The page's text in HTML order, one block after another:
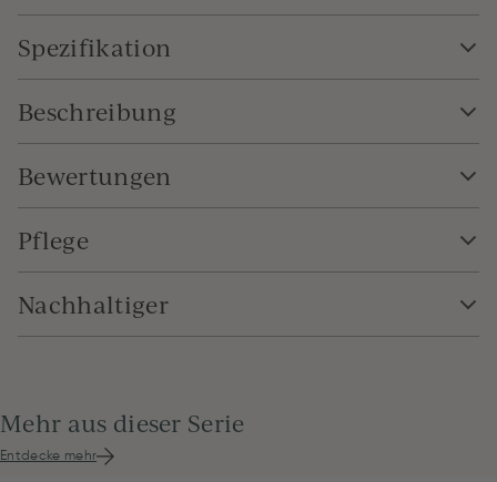
Spezifikation
Beschreibung
Bewertungen
Pflege
Nachhaltiger
Mehr aus dieser Serie
Entdecke mehr